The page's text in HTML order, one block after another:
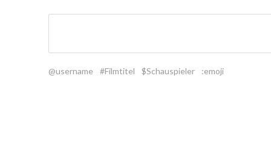
@username #Filmtitel $Schauspieler :emoji